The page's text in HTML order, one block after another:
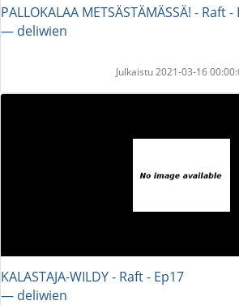
PALLOKALAA METSÄSTÄMÄSSÄ! - Raft -
― deliwien
Julkaistu 2021-03-16
KALASTAJA-WILDY - Raft - Ep17
― deliwien